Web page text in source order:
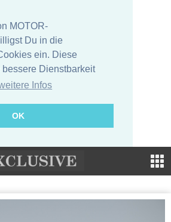
MOTOR-
Du in die
ein. Diese
Dienstbarkeit
Infos
OK